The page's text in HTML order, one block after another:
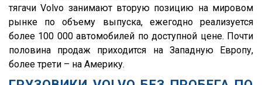
Meusburger
Feldbinder
Isuzu
Lonking
FM
FM9.380
TGS
TGX
тягачи Volvo занимают вторую позицию на мировом
рынке по объему выпуска, ежегодно реализуется
более 100 000 автомобилей по доступной цене. Почти
половина продаж приходится на Западную Европу,
более трети – на Америку.